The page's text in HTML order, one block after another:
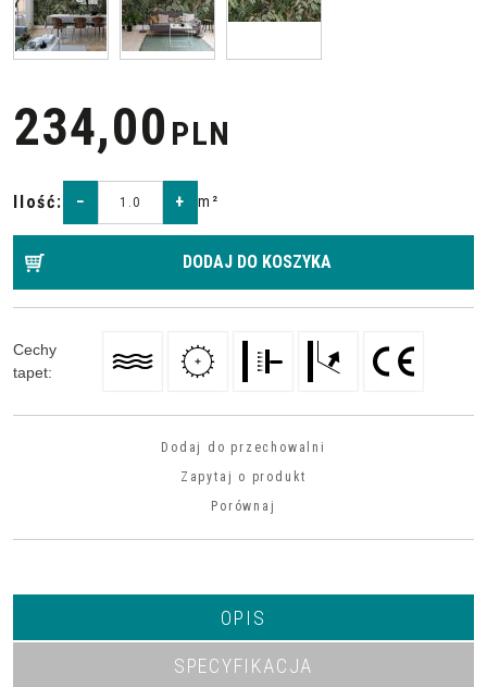
234,00 PLN
Ilość: − + m²
DODAJ DO KOSZYKA
Cechy
tapet:
Dodaj do przechowalni
Zapytaj o produkt
Porównaj
OPIS
SPECYFIKACJA